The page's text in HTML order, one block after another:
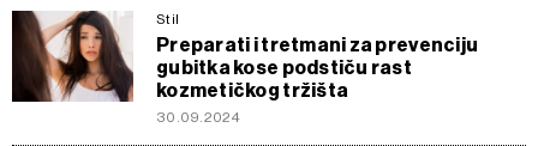
Stil
Preparati i tretmani za prevenciju
gubitka kose podstiču rast
kozmetičkog tržišta
30.09.2024